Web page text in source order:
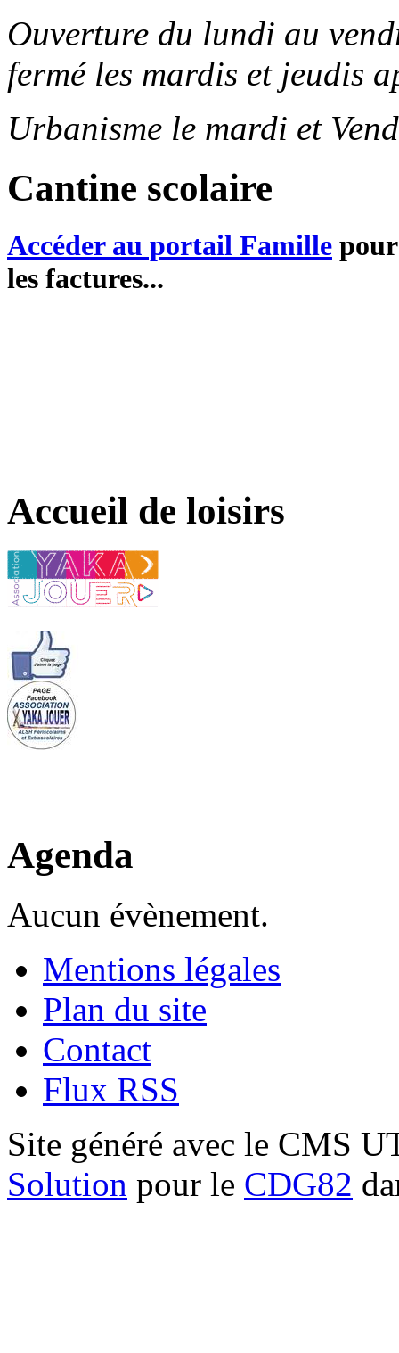
Ouverture du lundi au
fermé les mardis et jeudis
Urbanisme le mardi et
Cantine scolaire
Accéder au portail Famille
les factures...
Accueil de loisirs
Agenda
Aucun évènement.
Mentions légales
Plan du site
Contact
Flux RSS
Site généré avec le CMS
Solution pour le CDG82